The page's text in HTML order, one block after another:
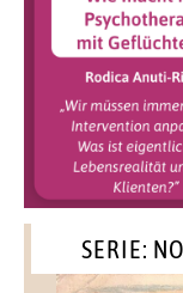
SERIE: